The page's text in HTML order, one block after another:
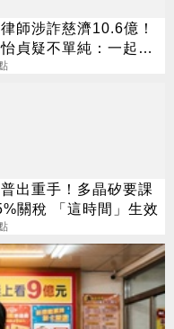
師涉詐慈濟10.6億！
貞疑不單純：一起洗
普出重手！多晶矽要課
關稅 「這時間」生效